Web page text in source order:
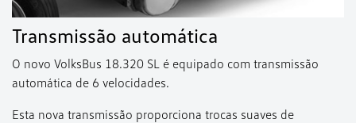
Transmissão automática
O novo VolksBus 18.320 SL é equipado com transmissão
automática de 6 velocidades.
Esta nova transmissão proporciona trocas suaves de